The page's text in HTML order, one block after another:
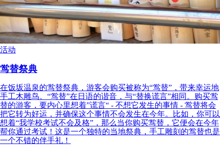
活动
鸴替祭典
在饭坂温泉的鸴替祭典，游客会购买被称为“鸴替”，带来幸运地
手工木雕鸟。“鸴替”在日语的谐音，与“替换谎言”相同。购买鸴
替的游客，要内心里想着”谎言“ - 不想它发生的事情 - 鸴替将会
把它转为好运，并确保这个事情不会发生在今年。比如，你可以
想着“我学校考试不会及格”，那么当你购买鸴替，它便会在今年
帮你通过考试！这是一个独特的当地祭典，手工雕刻的鸴替也是
一个不错的伴手礼！